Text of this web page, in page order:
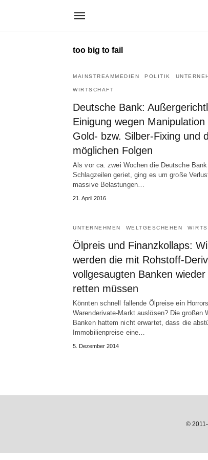
too big to fail
MAINSTREAMMEDIEN POLITIK
WIRTSCHAFT
Deutsche Bank:
Einigung wegen Manipulation
Gold- bzw. Silber-Fixing und
möglichen Folgen
Als vor ca. zwei Wochen die Deutsche
Schlagzeilen geriet, ging es um große
massive Belastungen…
21. April 2016
UNTERNEHMEN WELTGESCHEHEN
Ölpreis und Finanzkollaps:
werden die mit Rohstoff-
vollgesaugten Banken wieder
retten müssen
Könnten schnell fallende Ölpreise ein
Warenderivate-Markt auslösen? Die großen
Banken hattem nicht erwartet, dass die
Immobilienpreise eine…
5. Dezember 2014
©